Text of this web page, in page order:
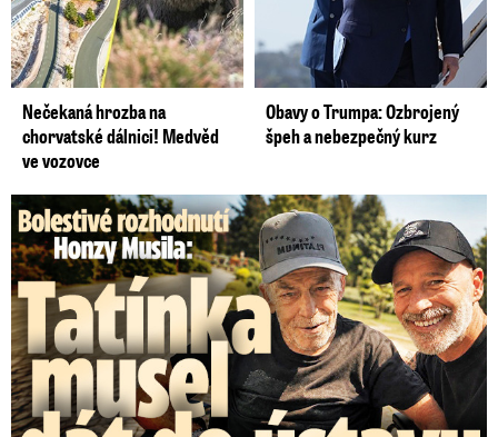
Nečekaná hrozba na
chorvatské dálnici! Medvěd
ve vozovce
Obavy o Trumpa: Ozbrojený
špeh a nebezpečný kurz
Bolestivé rozhodnutí Honzy Musila: Tátu musel dát do ústavu